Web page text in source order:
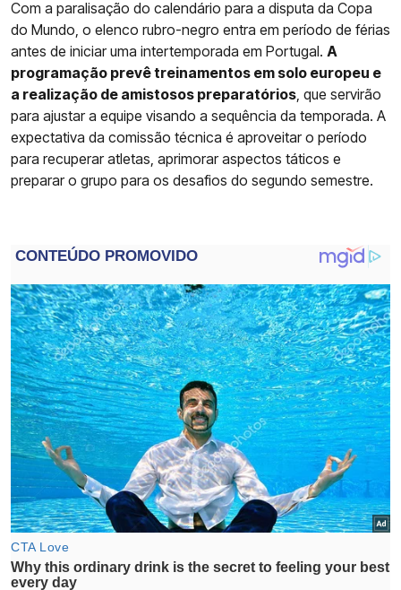
Com a paralisação do calendário para a disputa da Copa
do Mundo, o elenco rubro-negro entra em período de férias
antes de iniciar uma intertemporada em Portugal. A
programação prevê treinamentos em solo europeu e
a realização de amistosos preparatórios , que servirão
para ajustar a equipe visando a sequência da temporada. A
expectativa da comissão técnica é aproveitar o período
para recuperar atletas, aprimorar aspectos táticos e
preparar o grupo para os desafios do segundo semestre.